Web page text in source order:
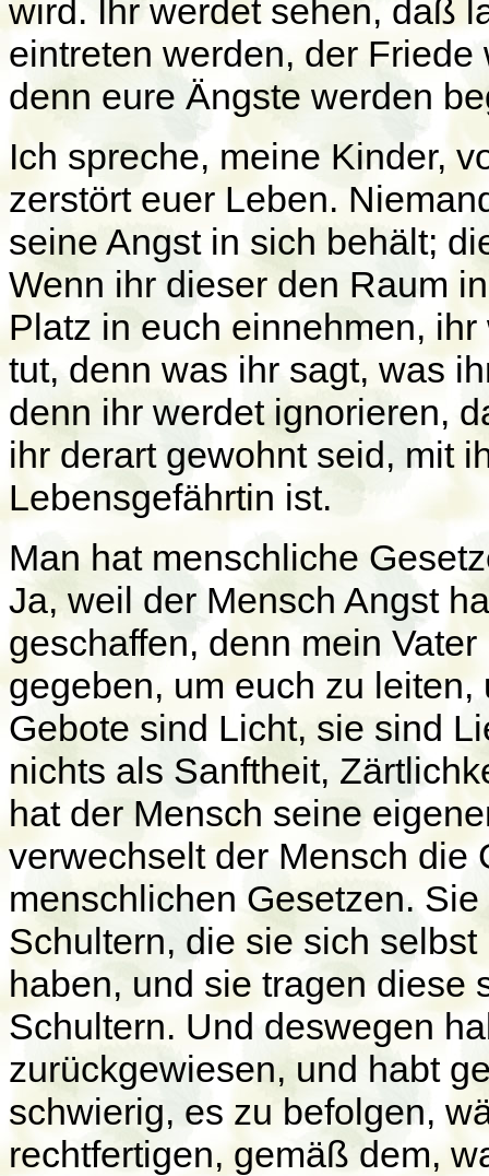
wird. Ihr werdet sehen, daß
eintreten werden, der
denn eure Ängste werden
Ich spreche, meine Kinder,
zerstört euer Leben.
seine Angst in sich behält;
Wenn ihr dieser den Raum
Platz in euch einnehmen,
tut, denn was ihr sagt, was
denn ihr werdet ignorieren,
ihr derart gewohnt seid, mit
Lebensgefährtin ist.
Man hat menschliche
Ja, weil der Mensch Angst
geschaffen, denn mein
gegeben, um euch zu
Gebote sind Licht, sie sind
nichts als Sanftheit,
hat der Mensch seine
verwechselt der Mensch die
menschlichen Gesetzen.
Schultern, die sie sich
haben, und sie tragen diese
Schultern. Und deswegen
zurückgewiesen, und habt
schwierig, es zu befolgen,
rechtfertigen, gemäß dem,